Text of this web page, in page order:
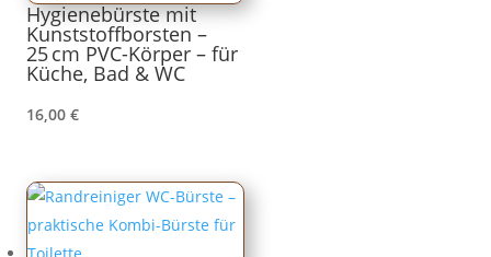
Hygienebürste mit
Kunststoffborsten –
25 cm PVC-Körper – für
Küche, Bad & WC
16,00 €